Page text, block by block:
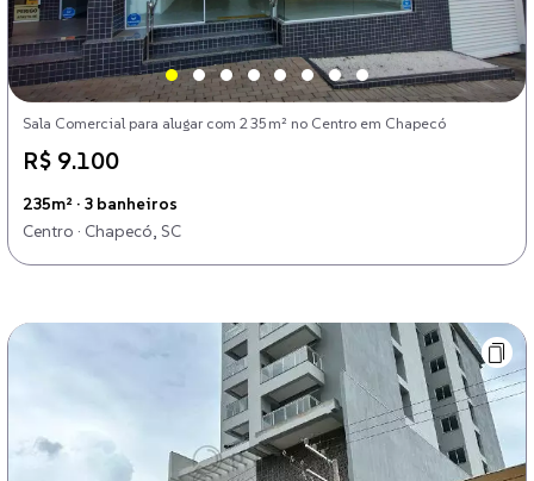
Sala Comercial para alugar com 235m² no Centro em Chapecó
R$ 9.100
235m² · 3 banheiros
Centro · Chapecó, SC